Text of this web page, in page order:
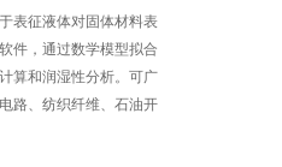
表征液体对固体材料表
件，通过数学模型拟合
算和润湿性分析。可广
路、纺织纤维、石油开